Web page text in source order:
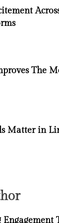
The
Matter in
Engagement